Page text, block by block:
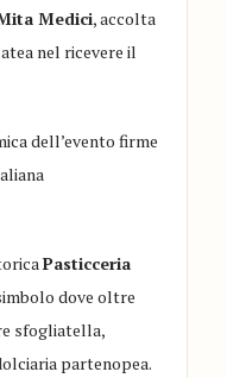
Medici, accolta
nel ricevere il
dell’evento firme
Pasticceria
dove oltre
sfogliatella,
partenopea.